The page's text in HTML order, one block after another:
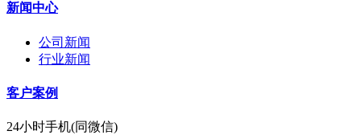
新闻中心
公司新闻
行业新闻
客户案例
24小时手机(同微信)